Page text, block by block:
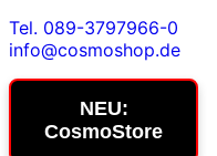
Tel. 089-3797966-0
info@cosmoshop.de
NEU:
CosmoStore